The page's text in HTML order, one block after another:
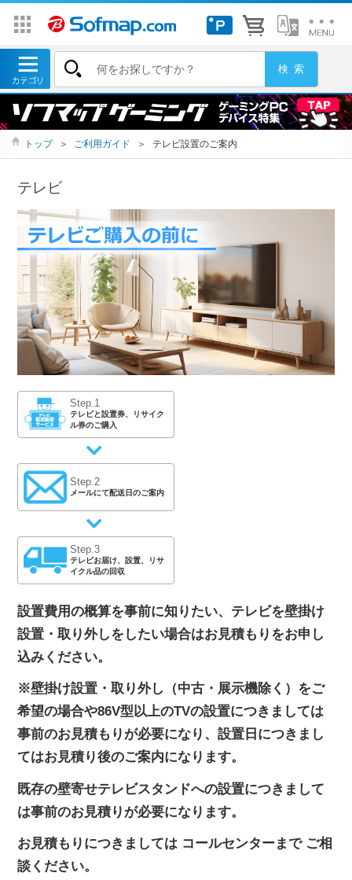
トップ ＞ ご利用ガイド ＞ テレビ設置のご案内
テレビ
Step.1
テレビと設置券、
リサイク
ル券のご購入
Step.2
メールにて配送日のご案内
Step.3
テレビお届け、設置、
リサ
イクル品の回収
設置費用の概算を事前に知りたい、テレビを壁掛け
設置・取り外しをしたい場合はお見積もりをお申し
込みください。
※壁掛け設置・取り外し（中古・展示機除く）をご
希望の場合や86V型以上のTVの設置につきましては
事前のお見積もりが必要になり、設置日につきまし
てはお見積り後のご案内になります。
既存の壁寄せテレビスタンドへの設置につきまして
は事前のお見積りが必要になります。
お見積もりにつきましては コールセンターまで ご相
談ください。